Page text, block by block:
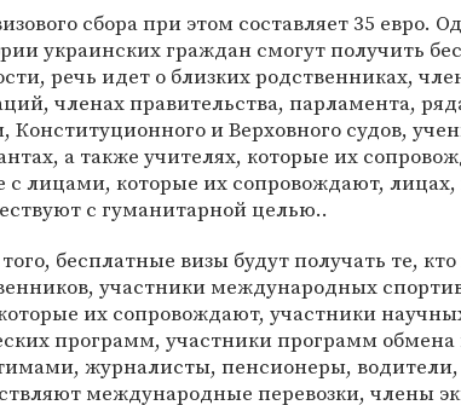
сбора при этом составляет 35 евро.
украинских граждан смогут получить
речь идет о близких родственниках,
членах правительства, парламента,
Конституционного и Верховного судов,
а также учителях, которые их
с лицами, которые их сопровождают, лицах,
с гуманитарной целью..
бесплатные визы будут получать те,
участники международных
их сопровождают, участники
программ, участники программ
журналисты, пенсионеры, водители,
международные перевозки, члены